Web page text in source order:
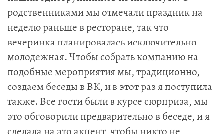
родственниками мы отмечали праздник на
неделю раньше в ресторане, так что
вечеринка планировалась исключительно
молодежная. Чтобы собрать компанию на
подобные мероприятия мы, традиционно,
создаем беседы в ВК, и в этот раз я поступила
также. Все гости были в курсе сюрприза, мы
это обговорили предварительно в беседе, и я
сделала на это акцент, чтобы никто не